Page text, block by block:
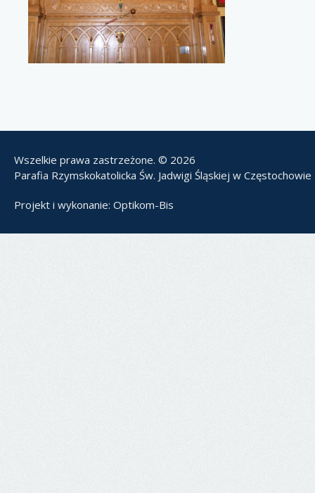
Wszelkie prawa zastrzeżone. © 2026
Parafia Rzymskokatolicka Św. Jadwigi Śląskiej w Częstochowie
Projekt i wykonanie: Optikom-Bis